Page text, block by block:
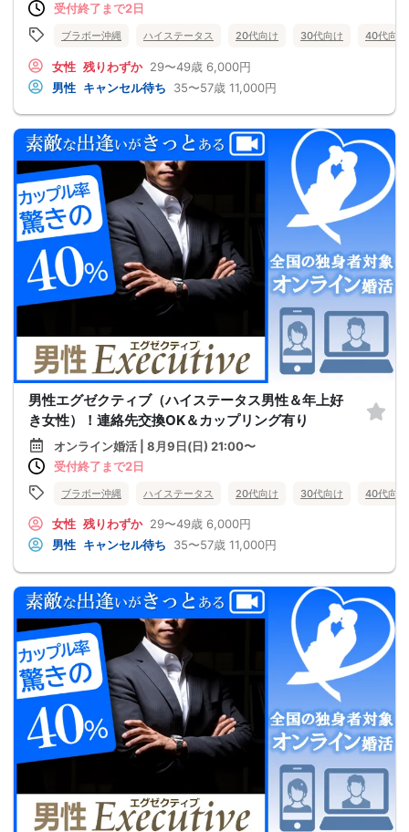
受付終了まで2日
ブラボー沖縄 ハイステータス 20代向け 30代向け 40代向け
女性 残りわずか 29〜49歳 6,000円
男性 キャンセル待ち 35〜57歳 11,000円
男性エグゼクティブ（ハイステータス男性＆年上好
き女性）！連絡先交換OK＆カップリング有り
オンライン婚活 | 8月9日(日) 21:00〜
受付終了まで2日
ブラボー沖縄 ハイステータス 20代向け 30代向け 40代向け
女性 残りわずか 29〜49歳 6,000円
男性 キャンセル待ち 35〜57歳 11,000円